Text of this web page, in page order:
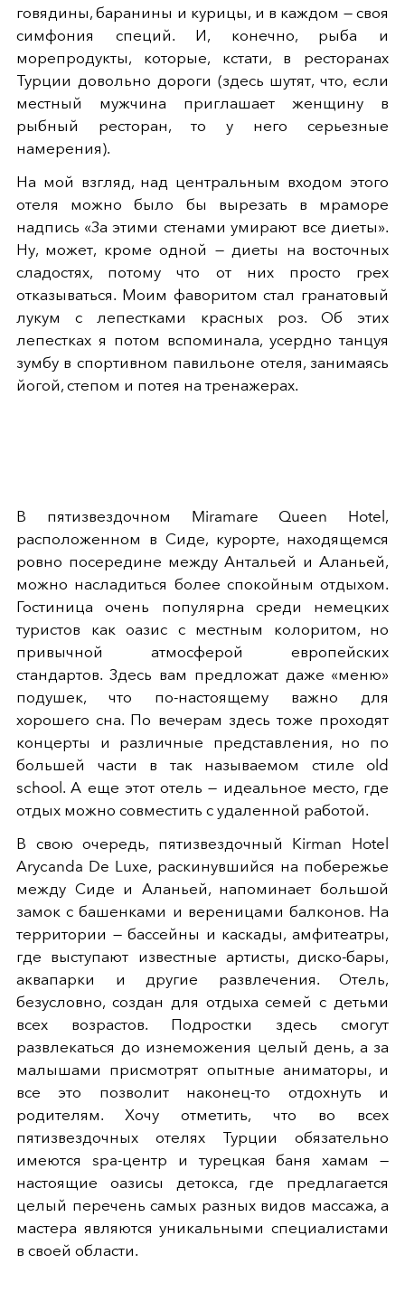
говядины, баранины и курицы, и в каждом — своя
симфония специй. И, конечно, рыба и
морепродукты, которые, кстати, в ресторанах
Турции довольно дороги (здесь шутят, что, если
местный мужчина приглашает женщину в
рыбный ресторан, то у него серьезные
намерения).
На мой взгляд, над центральным входом этого
отеля можно было бы вырезать в мраморе
надпись «За этими стенами умирают все диеты».
Ну, может, кроме одной — диеты на восточных
сладостях, потому что от них просто грех
отказываться. Моим фаворитом стал гранатовый
лукум с лепестками красных роз. Об этих
лепестках я потом вспоминала, усердно танцуя
зумбу в спортивном павильоне отеля, занимаясь
йогой, степом и потея на тренажерах.
В пятизвездочном Miramare Queen Hotel,
расположенном в Сиде, курорте, находящемся
ровно посередине между Антальей и Аланьей,
можно насладиться более спокойным отдыхом.
Гостиница очень популярна среди немецких
туристов как оазис с местным колоритом, но
привычной атмосферой европейских
стандартов. Здесь вам предложат даже «меню»
подушек, что по-настоящему важно для
хорошего сна. По вечерам здесь тоже проходят
концерты и различные представления, но по
большей части в так называемом стиле old
school. А еще этот отель — идеальное место, где
отдых можно совместить с удаленной работой.
В свою очередь, пятизвездочный Kirman Hotel
Arycanda De Luxe, раскинувшийся на побережье
между Сиде и Аланьей, напоминает большой
замок с башенками и вереницами балконов. На
территории — бассейны и каскады, амфитеатры,
где выступают известные артисты, диско-бары,
аквапарки и другие развлечения. Отель,
безусловно, создан для отдыха семей с детьми
всех возрастов. Подростки здесь смогут
развлекаться до изнеможения целый день, а за
малышами присмотрят опытные аниматоры, и
все это позволит наконец-то отдохнуть и
родителям. Хочу отметить, что во всех
пятизвездочных отелях Турции обязательно
имеются spa-центр и турецкая баня хамам —
настоящие оазисы детокса, где предлагается
целый перечень самых разных видов массажа, а
мастера являются уникальными специалистами
в своей области.